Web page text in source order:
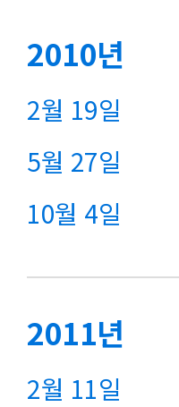
2010년
2월 19일
5월 27일
10월 4일
2011년
2월 11일